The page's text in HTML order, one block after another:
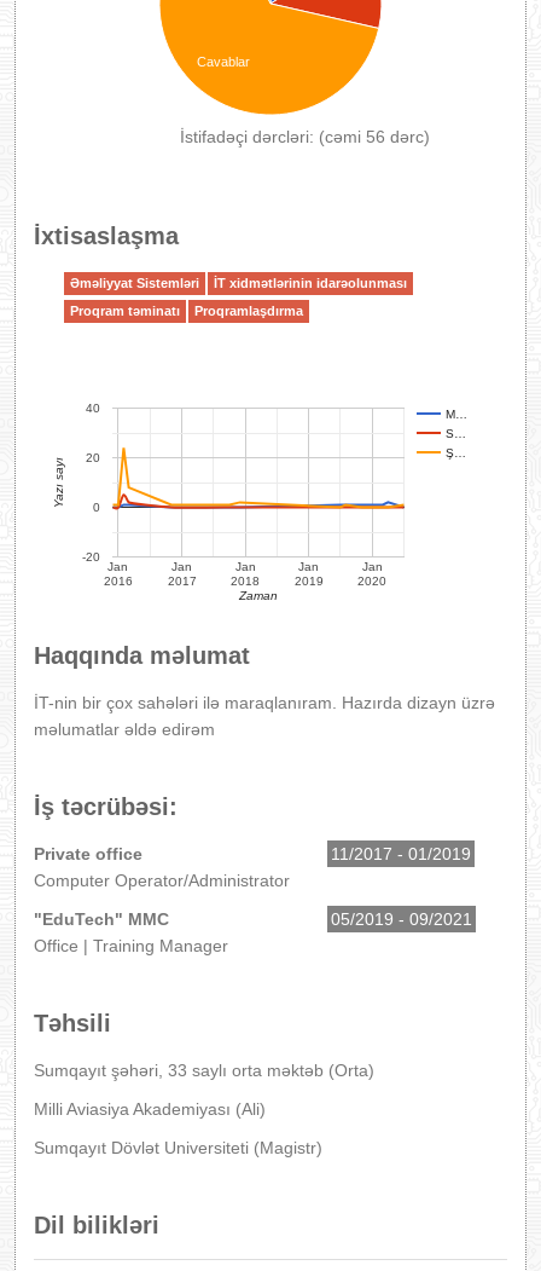
Cavablar
İstifadəçi dərcləri: (cəmi 56 dərc)
İxtisaslaşma
Əməliyyat Sistemləri
İT xidmətlərinin idarəolunması
Proqram təminatı
Proqramlaşdırma
M…
S…
Ş…
Jan
2016
Jan
2017
Jan
2018
Jan
2019
Jan
2020
-20
0
20
40
Zaman
Yazı sayı
Haqqında məlumat
İT-nin bir çox sahələri ilə maraqlanıram. Hazırda dizayn üzrə
məlumatlar əldə edirəm
İş təcrübəsi:
Private office
Computer Operator/Administrator
11/2017 - 01/2019
"EduTech" MMC
Office | Training Manager
05/2019 - 09/2021
Təhsili
Sumqayıt şəhəri, 33 saylı orta məktəb (Orta)
Milli Aviasiya Akademiyası (Ali)
Sumqayıt Dövlət Universiteti (Magistr)
Dil bilikləri